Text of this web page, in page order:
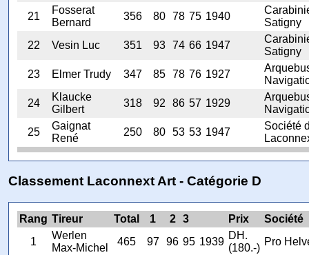
21
Fosserat
Bernard
356 80 78 75 1940
Satigny
22
Vesin Luc 351 93 74 66 1947
Satigny
23
Elmer Trudy 347 85 78 76 1927
24
Klaucke
Gilbert
318 92 86 57 1929
25
Gaignat
René
250 80 53 53 1947
Société
Classement Laconnext Art - Catégorie D
Rang Tireur Total 1 2 3 Prix
Société
1
Werlen
Max-Michel
465 97 96 95 1939
DH.
(180.-)
Pro